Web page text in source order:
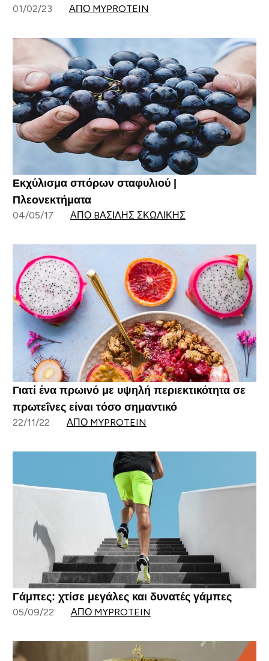
01/02/23 ΑΠΌ MYPROTEIN
Εκχύλισμα σπόρων σταφυλιού |
Πλεονεκτήματα
04/05/17 ΑΠΌ BΑΣΊΛΗΣ ΣΚΩΛΊΚΗΣ
Γιατί ένα πρωινό με υψηλή περιεκτικότητα σε
πρωτεΐνες είναι τόσο σημαντικό
22/11/22 ΑΠΌ MYPROTEIN
Γάμπες: χτίσε μεγάλες και δυνατές γάμπες
05/09/22 ΑΠΌ MYPROTEIN